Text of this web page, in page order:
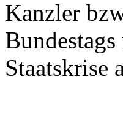
Kanzler
Staatskrise